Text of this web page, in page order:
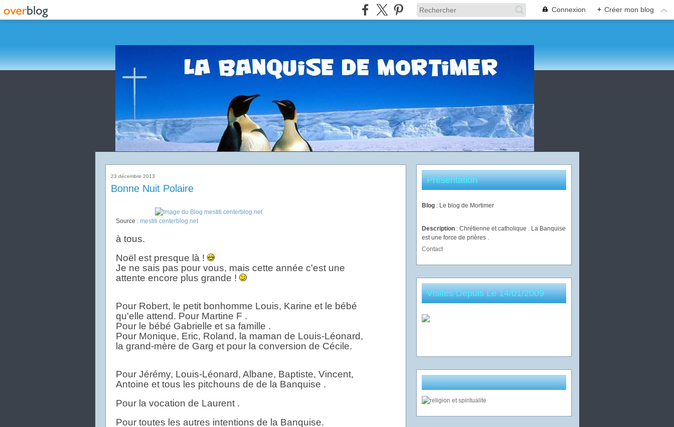
Connexion + Créer mon blog
23 décembre 2013
Bonne Nuit Polaire
Source : mestiti.centerblog.net
à tous.
Noël est presque là !
Je ne sais pas pour vous, mais cette année c'est une
attente encore plus grande !
Pour Robert, le petit bonhomme Louis, Karine et le bébé
qu'elle attend. Pour Martine F .
Pour le bébé Gabrielle et sa famille .
Pour Monique, Eric, Roland, la maman de Louis-Léonard,
la grand-mère de Garg et pour la conversion de Cécile.
Pour Jérémy, Louis-Léonard, Albane, Baptiste, Vincent,
Antoine et tous les pitchouns de de la Banquise .
Pour la vocation de Laurent .
Pour toutes les autres intentions de la Banquise.
Présentation
Blog : Le blog de Mortimer
Description : Chrétienne et catholique . La Banquise
est une force de prières .
Contact
Visites Depuis Le 14/01/2009